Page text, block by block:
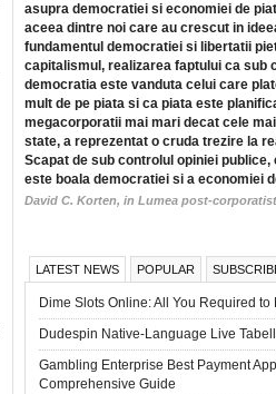
asupra democratiei si economiei de
aceea dintre noi care au crescut in
fundamentul democratiei si libertatii
capitalismul, realizarea faptului ca sub
democratia este vanduta celui care
mult de pe piata si ca piata este
megacorporatii mai mari decat cele
state, a reprezentat o cruda trezire la
Scapat de sub controlul opiniei publice,
este boala democratiei si a economiei
David C. Korten, in Lumea post-
LATEST NEWS POPULAR
Dime Slots Online: All You Required to
Dudespin Native-Language Live
Gambling Enterprise Best Payment
Comprehensive Guide